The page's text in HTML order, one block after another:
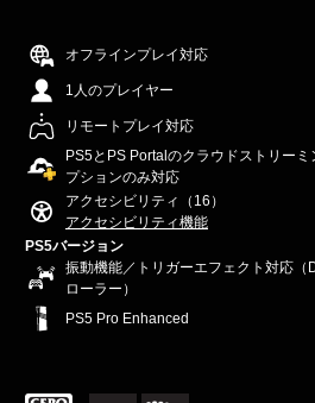
オフラインプレイ対応
1人のプレイヤー
リモートプレイ対応
PS5とPS Portalのクラウドストリー
プションのみ対応
アクセシビリティ（16）
アクセシビリティ機能
PS5バージョン
振動機能／トリガーエフェクト対応（
ローラー）
PS5 Pro Enhanced